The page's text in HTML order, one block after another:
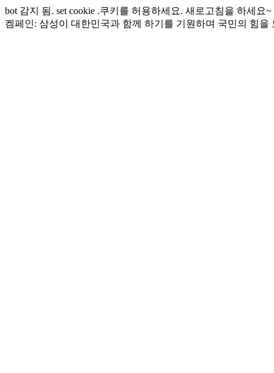
bot 감지 됨. set cookie .쿠키를 허용하세요. 새로고침을 하세요~
켐페인: 삼성이 대한민국과 함께 하기를 기원하며 국민의 힘을